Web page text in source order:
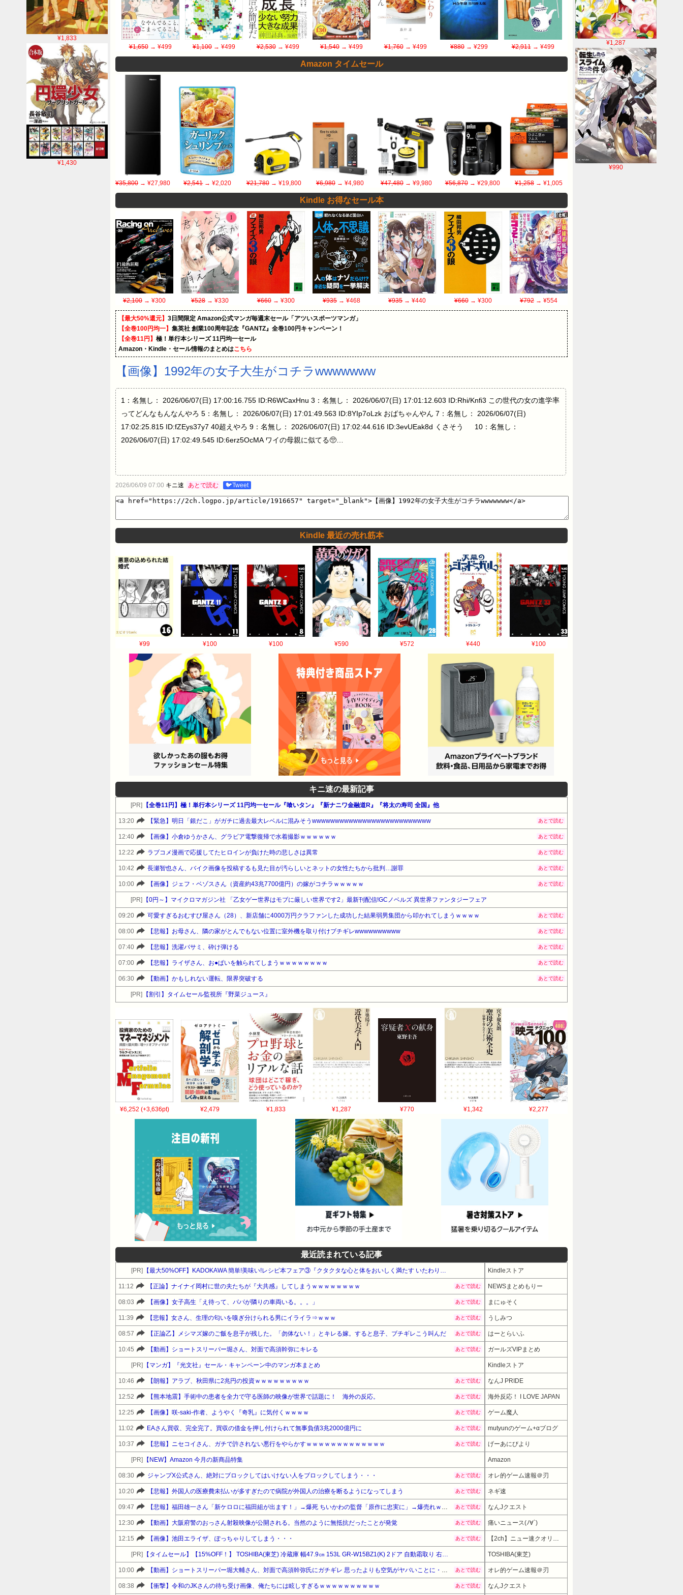
¥1,287
¥990
¥1,833
¥1,430
¥1,650→ ¥499 ¥1,100 → ¥499 ¥2,530→ ¥499 ¥1,540 → ¥499 ¥1,760→ ¥499 ¥880 → ¥299 ¥2,911→ ¥499
Amazon タイムセール
¥35,800 → ¥27,980 ¥2,541→ ¥2,020 ¥21,780→ ¥19,800 ¥6,980→ ¥4,980 ¥47,480→ ¥9,980 ¥56,870→ ¥29,800 ¥1,258→ ¥1,005
Kindle お得なセール本
¥2,100 → ¥300 ¥528→ ¥330 ¥660→ ¥300 ¥935→ ¥468 ¥935→ ¥440 ¥660→ ¥300 ¥792→ ¥554
【最大50%還元】 3日間限定 Amazon公式マンガ毎週末セール「アツいスポーツマンガ」
【全巻100円均一】 集英社 創業100周年記念『GANTZ』全巻100円キャンペーン！
【全巻11円】 極！単行本シリーズ 11円均一セール
Amazon・Kindle・セール情報のまとめはこちら
【画像】1992年の女子大生がコチラwwwwwww
1：名無し： 2026/06/07(日) 17:00:16.755 ID:R6WCaxHnu 3：名無し： 2026/06/07(日) 17:01:12.603 ID:Rhi/Knfi3 この世代の女の進学率
ってどんなもんなんやろ 5：名無し： 2026/06/07(日) 17:01:49.563 ID:8YIp7oLzk おばちゃんやん 7：名無し： 2026/06/07(日)
17:02:25.815 ID:fZEys37y7 40超えやろ 9：名無し： 2026/06/07(日) 17:02:44.616 ID:3evUEak8d くさそう 10：名無し：
2026/06/07(日) 17:02:49.545 ID:6erz5OcMA ワイの母親に似てる🥺…
2026/06/09 07:00 キニ速 あとで読む 🐦Tweet
Kindle 最近の売れ筋本
¥99 ¥100 ¥100 ¥590 ¥572 ¥440 ¥100
キニ速の最新記事
[PR] 【全巻11円】極！単行本シリーズ 11円均一セール『喰いタン』『新ナニワ金融道R』『将太の寿司 全国』他
13:20 【緊急】明日「銀だこ」がガチに過去最大レベルに混みそうwwwwwwwwwwwwwwwwwwwwwwwwww あとで読む
12:40 【画像】小倉ゆうかさん、グラビア電撃復帰で水着撮影ｗｗｗｗｗｗ あとで読む
12:22 ラブコメ漫画で応援してたヒロインが負けた時の悲しさは異常 あとで読む
10:42 長瀬智也さん、バイク画像を投稿するも見た目が汚らしいとネットの女性たちから批判…謝罪 あとで読む
10:00 【画像】ジェフ・ベゾスさん（資産約43兆7700億円）の嫁がコチラｗｗｗｗｗ あとで読む
[PR] 【0円～】マイクロマガジン社 「乙女ゲー世界はモブに厳しい世界です2」最新刊配信!GCノベルズ 異世界ファンタジーフェア
09:20 可愛すぎるおむすび屋さん（28）、新店舗に4000万円クラファンした成功した結果弱男集団から叩かれてしまうｗｗｗｗ あとで読む
08:00 【悲報】お母さん、隣の家がとんでもない位置に室外機を取り付けブチギレwwwwwwwwww あとで読む
07:40 【悲報】洗濯バサミ、砕け弾ける あとで読む
07:00 【悲報】ライザさん、お●ぱいを触られてしまうｗｗｗｗｗｗｗｗ あとで読む
06:30 【動画】かもしれない運転、限界突破する あとで読む
[PR] 【割引】タイムセール監視所『野菜ジュース』
¥6,252 (+3,636pt) ¥2,479 ¥1,833 ¥1,287 ¥770 ¥1,342 ¥2,277
最近読まれている記事
[PR] Kindleストア
11:12 【正論】ナイナイ岡村に世の夫たちが『大共感』してしまうｗｗｗｗｗｗｗｗ あとで読む NEWSまとめもりー
08:03 【画像】女子高生「え待って、パパが隣りの車両いる。。。」 あとで読む まにゅそく
11:39 【悲報】女さん、生理の匂いを嗅ぎ分けられる男にイライラ⇒ｗｗｗ あとで読む うしみつ
08:57 【正論乙】メシマズ嫁のご飯を息子が残した。「勿体ない！」とキレる嫁。すると息子、ブチギレこう叫んだ あとで読む はーとらいふ
10:45 【動画】ショートスリーパー堀さん、対面で高須幹弥にキレる あとで読む ガールズVIPまとめ
[PR] 【マンガ】『光文社』セール・キャンペーン中のマンガ本まとめ Kindleストア
10:46 【朗報】アラブ、秋田県に2兆円の投資ｗｗｗｗｗｗｗｗｗ あとで読む なんJ PRIDE
12:52 【熊本地震】手術中の患者を全力で守る医師の映像が世界で話題に！ 海外の反応。 あとで読む 海外反応！ I LOVE JAPAN
12:25 【画像】咲-saki-作者、ようやく『奇乳』に気付くｗｗｗｗ あとで読む ゲーム魔人
11:02 EAさん買収、完全完了。買収の借金を押し付けられて無事負債3兆2000億円に あとで読む mutyunのゲーム+αブログ
10:37 【悲報】ニセコイさん、ガチで許されない悪行をやらかすｗｗｗｗｗｗｗｗｗｗｗｗｗ あとで読む げーあにびより
[PR] 【NEW】Amazon 今月の新商品特集 Amazon
08:30 ジャンプX公式さん、絶対にブロックしてはいけない人をブロックしてしまう・・・ あとで読む オレ的ゲーム速報＠刃
10:20 【悲報】外国人の医療費未払いが多すぎたので病院が外国人の治療を断るようになってしまう あとで読む ネギ速
09:47 あとで読む なんJクエスト
12:30 【動画】大阪府警のおっさん射殺映像が公開される。当然のように無抵抗だったことが発覚 あとで読む 痛いニュース(ﾉ∀`)
12:15 【画像】池田エライザ、ぽっちゃりしてしまう・・・ あとで読む
[PR] TOSHIBA(東芝)
10:00 あとで読む オレ的ゲーム速報＠刃
08:38 【衝撃】令和のJKさんの待ち受け画像、俺たちには眩しすぎるｗｗｗｗｗｗｗｗｗｗ あとで読む なんJクエスト